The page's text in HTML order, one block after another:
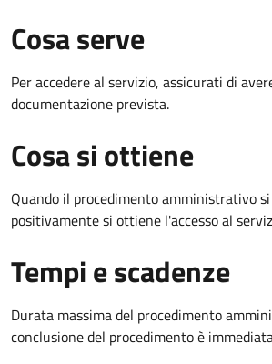
Cosa serve
Per accedere al servizio, assicurati di
documentazione prevista.
Cosa si ottiene
Quando il procedimento amministrativo
positivamente si ottiene l'accesso al
Tempi e scadenze
Durata massima del procedimento
conclusione del procedimento è